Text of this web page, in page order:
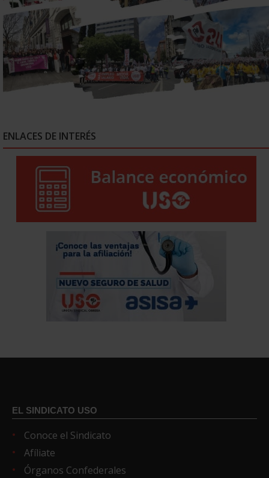
ENLACES DE INTERÉS
EL SINDICATO USO
Conoce el Sindicato
Afíliate
Órganos Confederales